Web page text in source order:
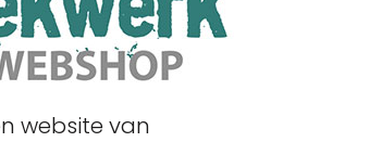
website van